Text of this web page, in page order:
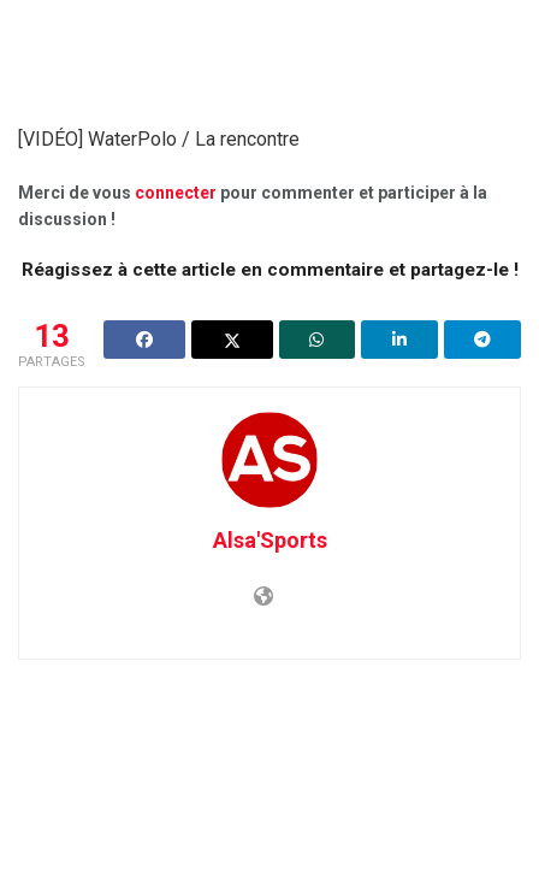
[VIDÉO] WaterPolo / La rencontre
Merci de vous connecter pour commenter et participer à la
discussion !
Réagissez à cette article en commentaire et partagez-le !
13
PARTAGES
Alsa'Sports